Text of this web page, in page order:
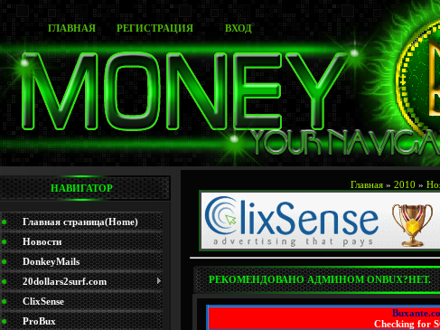
ГЛАВНАЯ РЕГИСТРАЦИЯ ВХОД
НАВИГАТОР
Главная страница(Home)
Новости
DonkeyMails
20dollars2surf.com
ClixSense
ProBux
Главная » 2010 »
РЕКОМЕНДОВАНО АДМИНОМ ONBUX?НЕТ.
Сhecking for